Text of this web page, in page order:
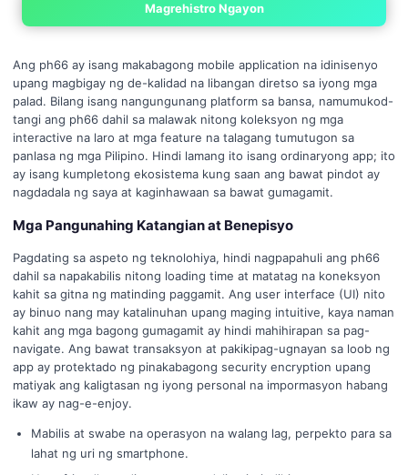
Magrehistro Ngayon
Ang ph66 ay isang makabagong mobile application na idinisenyo
upang magbigay ng de-kalidad na libangan diretso sa iyong mga
palad. Bilang isang nangungunang platform sa bansa, namumukod-
tangi ang ph66 dahil sa malawak nitong koleksyon ng mga
interactive na laro at mga feature na talagang tumutugon sa
panlasa ng mga Pilipino. Hindi lamang ito isang ordinaryong app; ito
ay isang kumpletong ekosistema kung saan ang bawat pindot ay
nagdadala ng saya at kaginhawaan sa bawat gumagamit.
Mga Pangunahing Katangian at Benepisyo
Pagdating sa aspeto ng teknolohiya, hindi nagpapahuli ang ph66
dahil sa napakabilis nitong loading time at matatag na koneksyon
kahit sa gitna ng matinding paggamit. Ang user interface (UI) nito
ay binuo nang may katalinuhan upang maging intuitive, kaya naman
kahit ang mga bagong gumagamit ay hindi mahihirapan sa pag-
navigate. Ang bawat transaksyon at pakikipag-ugnayan sa loob ng
app ay protektado ng pinakabagong security encryption upang
matiyak ang kaligtasan ng iyong personal na impormasyon habang
ikaw ay nag-e-enjoy.
Mabilis at swabe na operasyon na walang lag, perpekto para sa
lahat ng uri ng smartphone.